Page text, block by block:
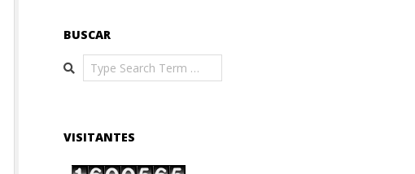
BUSCAR
Search
VISITANTES